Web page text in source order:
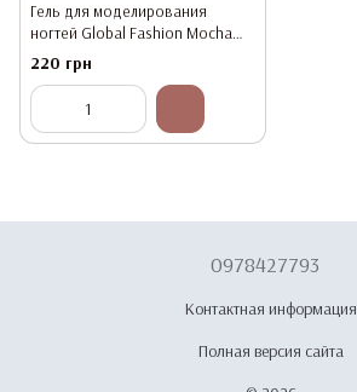
Гель для моделирования
ногтей Global Fashion Mocha
Rose Builder Gel #10, 15 г
220 грн
0978427793
Контактная информация
Полная версия сайта